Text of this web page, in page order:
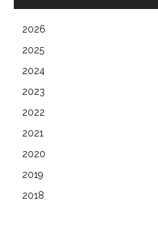
2026
2025
2024
2023
2022
2021
2020
2019
2018